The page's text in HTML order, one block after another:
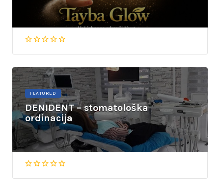
FEATURED
DENIDENT – stomatološka
ordinacija